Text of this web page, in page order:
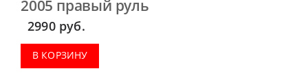
2005 правый руль
2990 руб.
В КОРЗИНУ